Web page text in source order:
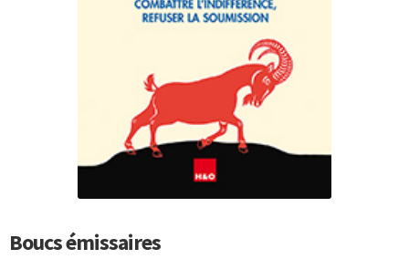
Boucs émissaires